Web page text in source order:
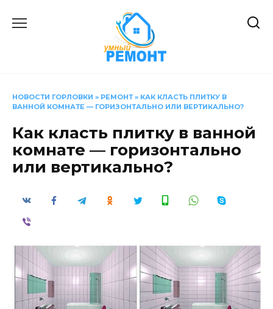
НОВОСТИ ГОРЛОВКИ » РЕМОНТ» КАК КЛАСТЬ ПЛИТКУ В
ВАННОЙ КОМНАТЕ — ГОРИЗОНТАЛЬНО ИЛИ ВЕРТИКАЛЬНО?
Как класть плитку в ванной
комнате — горизонтально
или вертикально?